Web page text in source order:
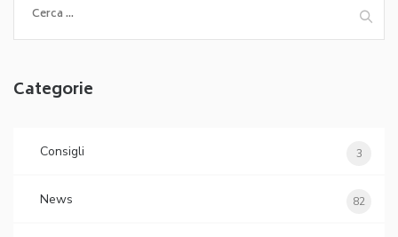
per:
Categorie
Consigli 3
News 82